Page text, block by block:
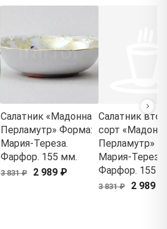
Салатник «Мадонна
Перламутр» Форма:
Мария-Тереза.
Фарфор. 155 мм.
3 831 ₽ 2 989 ₽
Салатник
сорт
Перламутр»
Мария-Тереза.
Фарфор. 155
3 831 ₽ 2 989 ₽